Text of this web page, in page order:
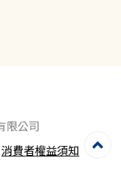
限公司
消費者權益須知